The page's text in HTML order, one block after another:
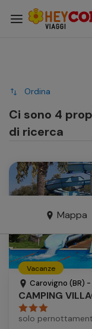
Esperienze
Crociere
Traghetti
Parcheggio
Esperienze
Crociere
Traghetti
Autonoleggio
Mappa
Ordina
Ci sono 4
di ricerca
Vacanze
Carovigno (BR)
CAMPING
solo